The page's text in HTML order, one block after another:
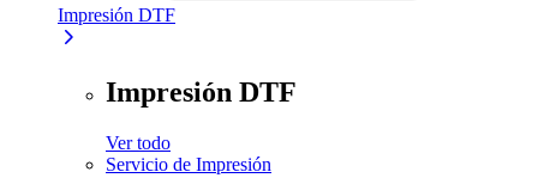
Impresión DTF
Impresión DTF
Ver todo
Servicio de Impresión